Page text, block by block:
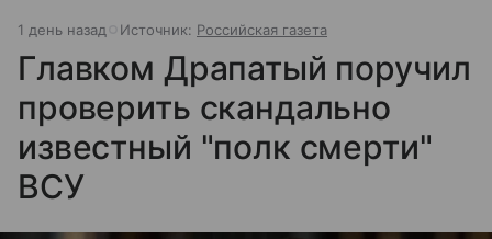
1 день назад Источник: Российская газета
Главком Драпатый поручил
проверить скандально
известный "полк смерти"
ВСУ